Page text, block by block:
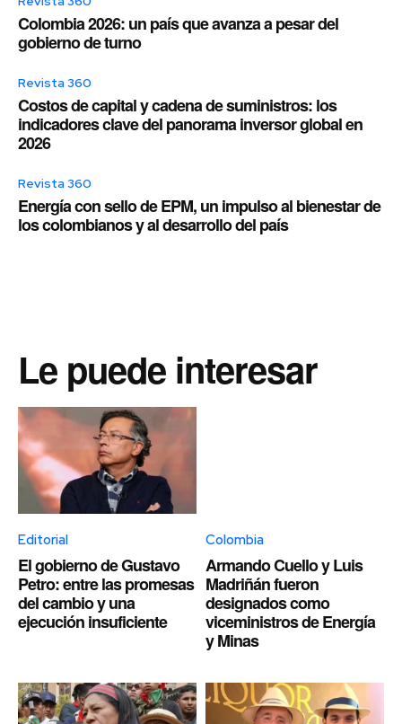
Colombia 2026: un país que avanza a pesar del
gobierno de turno
Revista 360
Costos de capital y cadena de suministros: los
indicadores clave del panorama inversor global en
2026
Revista 360
Energía con sello de EPM, un impulso al bienestar de
los colombianos y al desarrollo del país
Le puede interesar
Editorial
El gobierno de Gustavo
Petro: entre las promesas
del cambio y una
ejecución insuficiente
Colombia
Armando Cuello y Luis
Madriñán fueron
designados como
viceministros de Energía
y Minas